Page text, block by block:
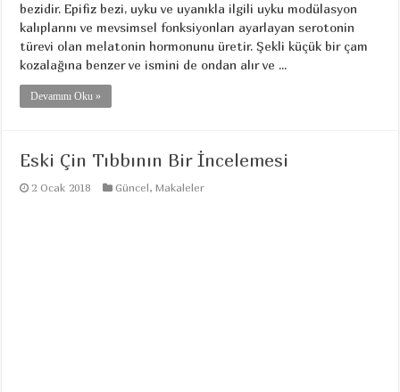
bezidir. Epifiz bezi, uyku ve uyanıkla ilgili uyku modülasyon
kalıplarını ve mevsimsel fonksiyonları ayarlayan serotonin
türevi olan melatonin hormonunu üretir. Şekli küçük bir çam
kozalağına benzer ve ismini de ondan alır ve ...
Devamını Oku »
Eski Çin Tıbbının Bir İncelemesi
2 Ocak 2018 Güncel,Makaleler